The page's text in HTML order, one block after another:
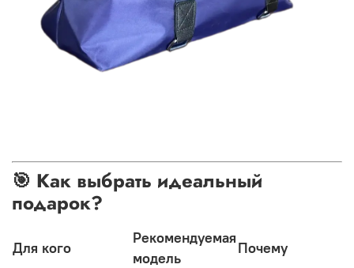
🎯 Как выбрать идеальный
подарок?
Для кого
Рекомендуемая
модель
Почему